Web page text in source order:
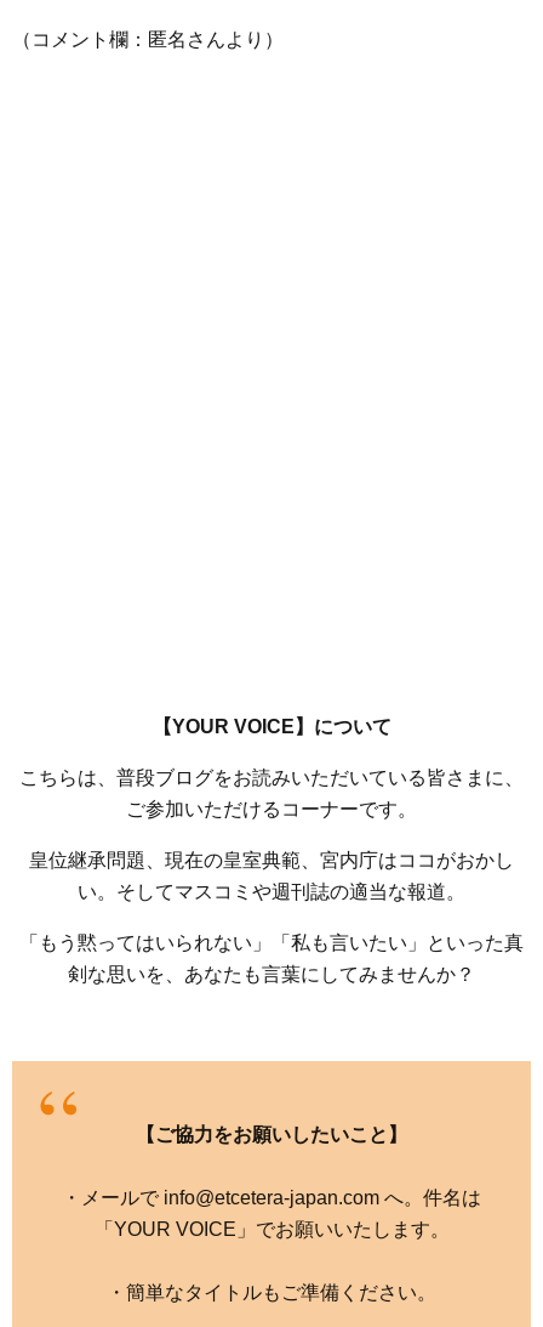
（コメント欄：匿名さんより）
【YOUR VOICE】について
こちらは、普段ブログをお読みいただいている皆さまに、
ご参加いただけるコーナーです。
皇位継承問題、現在の皇室典範、宮内庁はココがおかし
い。そしてマスコミや週刊誌の適当な報道。
「もう黙ってはいられない」「私も言いたい」といった真
剣な思いを、あなたも言葉にしてみませんか？
【ご協力をお願いしたいこと】
・メールで info@etcetera-japan.com へ。件名は
「YOUR VOICE」でお願いいたします。
・簡単なタイトルもご準備ください。